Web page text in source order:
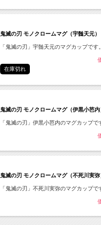
鬼滅の刃 モノクロームマグ（宇髄天元）
「鬼滅の刃」宇髄天元のマグカップです。
在庫切れ
鬼滅の刃 モノクロームマグ（伊黒小芭内
「鬼滅の刃」伊黒小芭内のマグカップで
鬼滅の刃 モノクロームマグ（不死川実弥
「鬼滅の刃」不死川実弥のマグカップで